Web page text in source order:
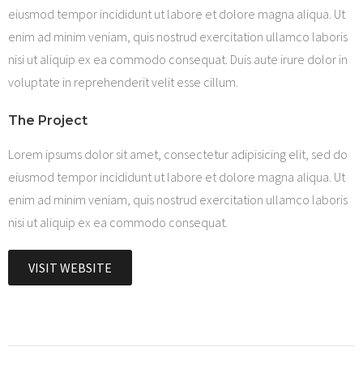
eiusmod tempor incididunt ut labore et dolore magna aliqua. Ut
enim ad minim veniam, quis nostrud exercitation ullamco laboris
nisi ut aliquip ex ea commodo consequat. Duis aute irure dolor in
voluptate in reprehenderit velit esse cillum.
The Project
Lorem ipsums dolor sit amet, consectetur adipisicing elit, sed do
eiusmod tempor incididunt ut labore et dolore magna aliqua. Ut
enim ad minim veniam, quis nostrud exercitation ullamco laboris
nisi ut aliquip ex ea commodo consequat.
VISIT WEBSITE